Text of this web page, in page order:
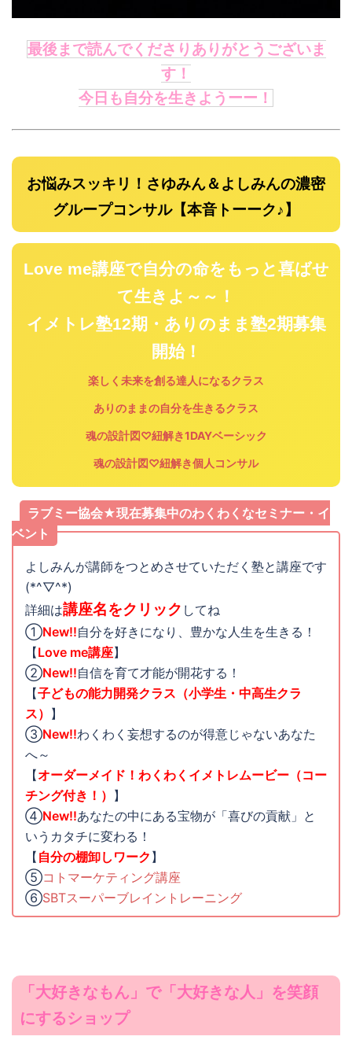
最後まで読んでくださりありがとうございま
す！
今日も自分を生きようーー！
お悩みスッキリ！さゆみん＆よしみんの濃密
グループコンサル【本音トーーク♪】
Love me講座で自分の命をもっと喜ばせ
て生きよ～～！
イメトレ塾12期・ありのまま塾2期募集
開始！
楽しく未来を創る達人になるクラス
ありのままの自分を生きるクラス
魂の設計図♡紐解き1DAYベーシック
魂の設計図♡紐解き個人コンサル
ラブミー協会★現在募集中のわくわくなセミナー・イ
ベント
よしみんが講師をつとめさせていただく塾と講座です
(*^▽^*)
詳細は講座名をクリック してね
①New!!自分を好きになり、豊かな人生を生きる！
【Love me講座】
②New!!自信を育て才能が開花する！
【子どもの能力開発クラス（小学生・中高生クラ
ス） 】
③New!!わくわく妄想するのが得意じゃないあなた
へ～
【オーダーメイド！わくわくイメトレムービー（コー
チング付き！） 】
④New!!あなたの中にある宝物が「喜びの貢献」と
いうカタチに変わる！
【 自分の棚卸しワーク 】
⑤コトマーケティング講座
⑥SBTスーパーブレイントレーニング
「大好きなもん」で「大好きな人」を笑顔
にするショップ